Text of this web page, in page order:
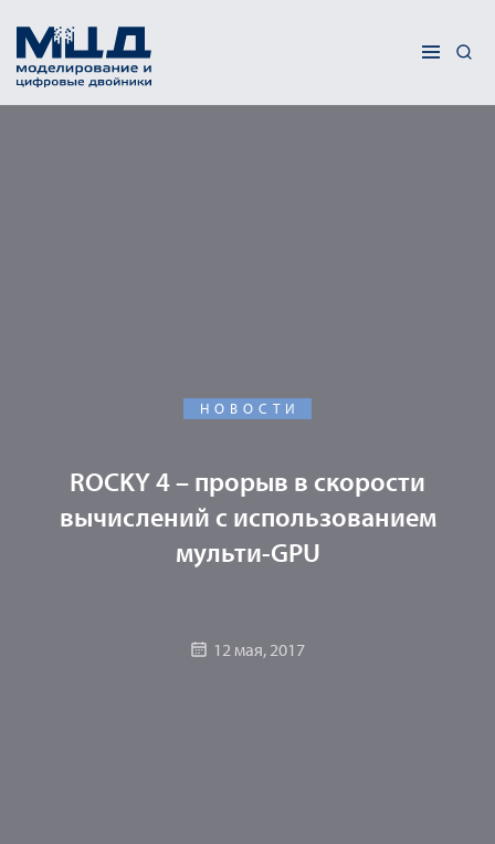
НОВОСТИ
ROCKY 4 – прорыв в скорости
вычислений с использованием
мульти-GPU
12 мая, 2017